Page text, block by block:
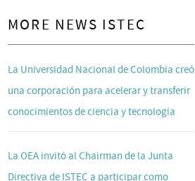
MORE NEWS ISTEC
La Universidad Nacional de Colombia creó
una corporación para acelerar y transferir
conocimientos de ciencia y tecnología
La OEA invitó al Chairman de la Junta
Directiva de ISTEC a participar como